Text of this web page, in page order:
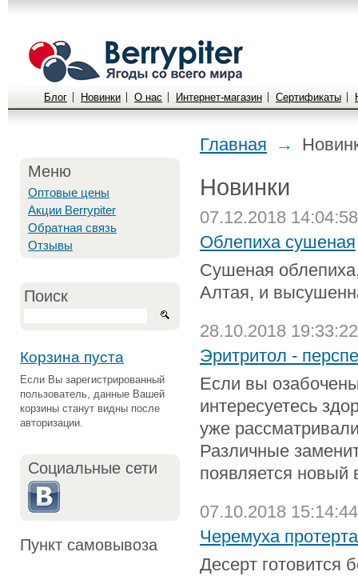
Блог Новинки О нас Интернет-магазин Сертификаты
Меню
Оптовые цены
Акции Berrypiter
Обратная связь
Отзывы
Поиск
Корзина пуста
Если Вы зарегистрированный
пользователь, данные Вашей
корзины станут видны после
авторизации.
Социальные сети
Пункт самовывоза
Главная →
Новинки
07.12.2018 14:04:58
Облепиха сушеная
Cушеная
Алтая, и
28.10.2018 19:33:22
Эритритол -
Если вы
интересуетесь
уже
Различные
появляется новый
07.10.2018 15:14:44
Черемуха
Десерт готовится